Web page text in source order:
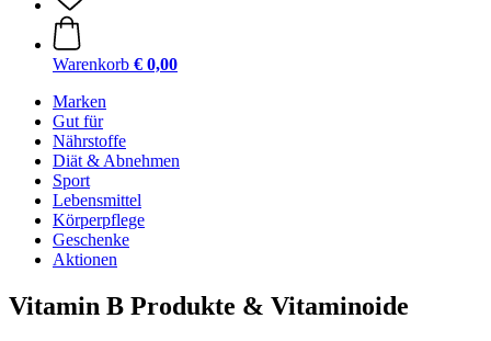
Warenkorb € 0,00
Marken
Gut für
Nährstoffe
Diät & Abnehmen
Sport
Lebensmittel
Körperpflege
Geschenke
Aktionen
Vitamin B Produkte & Vitaminoide